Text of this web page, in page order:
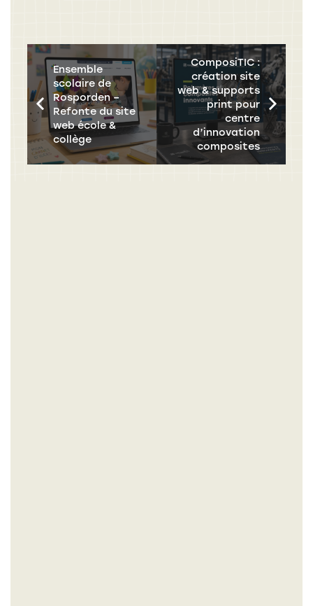
Ensemble
scolaire de
Rosporden –
Refonte du site
web école &
collège
ComposiTIC :
création site
web & supports
print pour
centre
d’innovation
composites